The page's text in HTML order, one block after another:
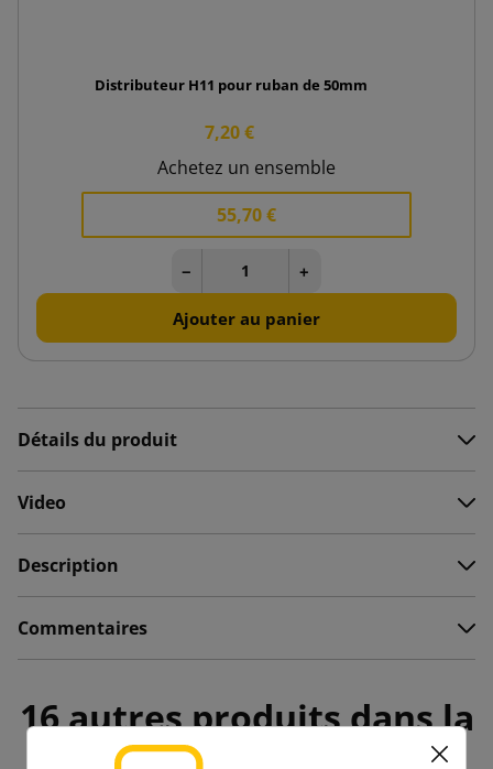
Distributeur H11 pour ruban de 50mm
7,20 €
Achetez un ensemble
55,70 €
− +
Ajouter au panier
Détails du produit
Video
Description
Commentaires
16 autres produits dans la